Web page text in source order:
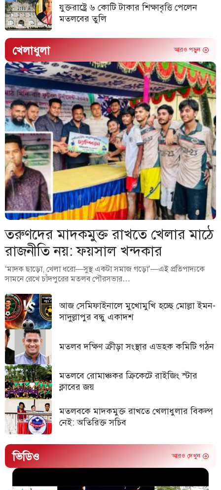
যুক্তরাষ্ট্রে ৬ কোটি টাকার শিক্ষাবৃত্তি পেলেন
মতলবের তুলি
খেলাধুলা আরও পড়ুন
তরুণদের মাদকমুক্ত রাখতে খেলার মাঠে
রাজনীতি নয়: ফয়সাল খন্দকার
‘মাদক ছাড়ো, খেলা ধরো—সুস্থ একটা সমাজ গড়ো’—এই প্রতিপাদ্যকে
সামনে রেখে চাঁদপুরের মতলব পৌরসভার…
আজ সেমিফাইনালে মুখোমুখি হচ্ছে মোল্লা ইমন-
সাদুল্লাপুর বন্ধু একাদশ
মতলব দক্ষিণ ক্রীড়া সংস্থার এডহক কমিটি গঠন
মতলবে রোমাঞ্চকর ক্রিকেটে রাইজিং স্টার
ক্লাবের জয়
মতলবকে মাদকমুক্ত রাখতে খেলাধুলার বিকল্প
নেই: অতিরিক্ত সচিব
ভিডিও আরও দেখুন